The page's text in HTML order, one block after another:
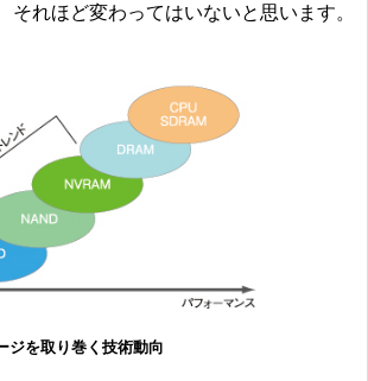
それほど変わってはいないと思います。
を取り巻く技術動向